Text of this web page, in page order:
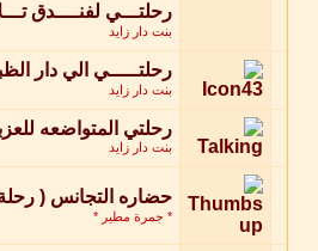
رحلتـــي لفنــــدق
بنت دار زايد
رحلتـــــي الي دار
بنت دار زايد
رحلتي المتواضعه
بنت دار زايد
حضاره التجانس (
* جمرة مطير *